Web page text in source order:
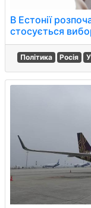
В Естонії
стосується
Політика Росія